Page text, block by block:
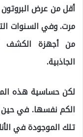
أقل من عرض
من أجهزة الكشف
الجاذبية.
لكن حساسية هذه
الكم نفسها. في حين